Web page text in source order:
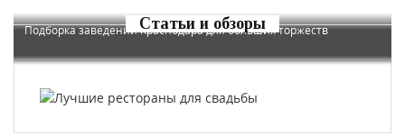
Статьи и обзоры
Подборка заведений Краснодара для больших торжеств